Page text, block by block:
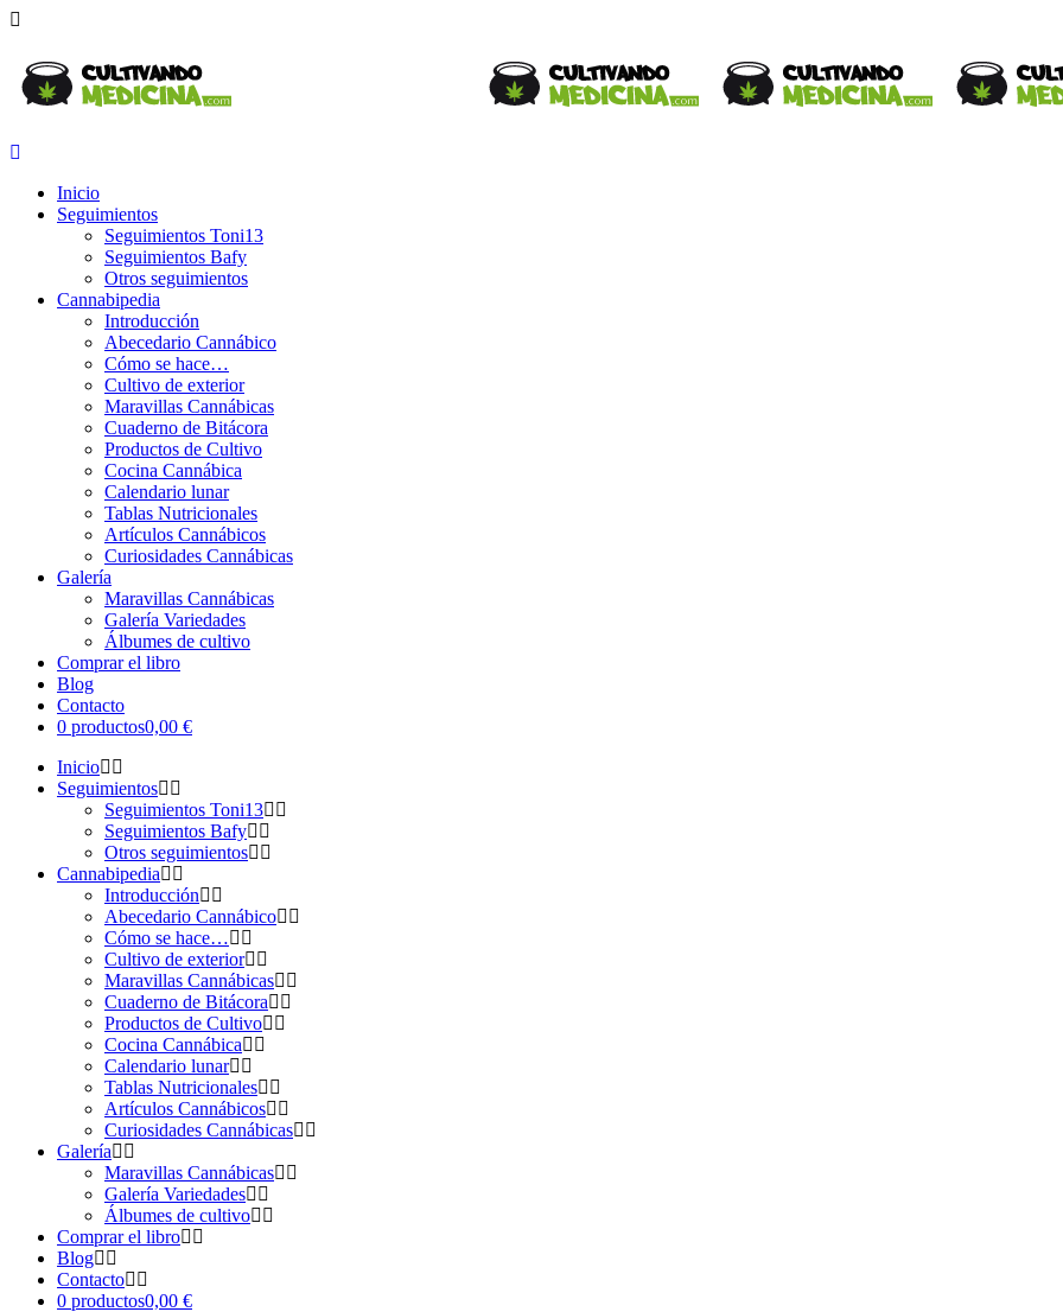
Inicio
Seguimientos
Seguimientos Toni13
Seguimientos Bafy
Otros seguimientos
Cannabipedia
Introducción
Abecedario Cannábico
Cómo se hace…
Cultivo de exterior
Maravillas Cannábicas
Cuaderno de Bitácora
Productos de Cultivo
Cocina Cannábica
Calendario lunar
Tablas Nutricionales
Artículos Cannábicos
Curiosidades Cannábicas
Galería
Maravillas Cannábicas
Galería Variedades
Álbumes de cultivo
Comprar el libro
Blog
Contacto
0 productos0,00 €
Inicio
Seguimientos
Seguimientos Toni13
Seguimientos Bafy
Otros seguimientos
Cannabipedia
Introducción
Abecedario Cannábico
Cómo se hace…
Cultivo de exterior
Maravillas Cannábicas
Cuaderno de Bitácora
Productos de Cultivo
Cocina Cannábica
Calendario lunar
Tablas Nutricionales
Artículos Cannábicos
Curiosidades Cannábicas
Galería
Maravillas Cannábicas
Galería Variedades
Álbumes de cultivo
Comprar el libro
Blog
Contacto
0 productos0,00 €